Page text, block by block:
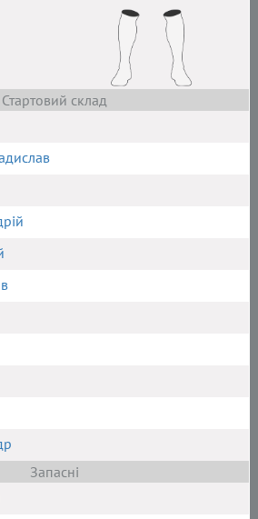
Стартовий склад
Запасні